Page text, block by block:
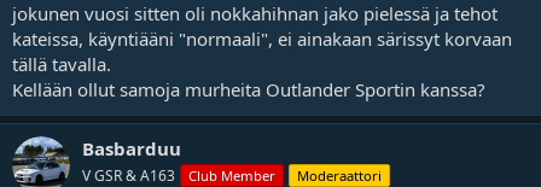
jokunen vuosi sitten oli nokkahihnan jako pielessä ja tehot
kateissa, käyntiääni "normaali", ei ainakaan särissyt korvaan
tällä tavalla.
Kellään ollut samoja murheita Outlander Sportin kanssa?
Basbarduu
V GSR & A163 Club Member Moderaattori